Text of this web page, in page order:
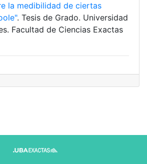
la medibilidad de ciertas
. Tesis de Grado. Universidad
Facultad de Ciencias Exactas